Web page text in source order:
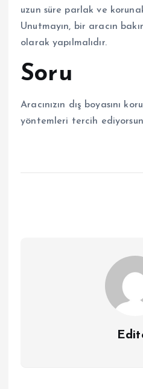
uzun süre parlak ve
Unutmayın, bir aracın
olarak yapılmalıdır.
Soru
Aracınızın dış boyasını
yöntemleri tercih